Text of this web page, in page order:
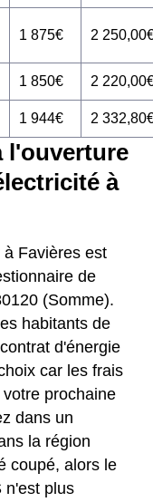
1 875€ 2
1 850€ 2
1 944€ 2
l'ouverture
à
Favières est
de
(Somme).
habitants de
d'énergie
car les frais
prochaine
dans un
la région
coupé, alors le
n'est plus